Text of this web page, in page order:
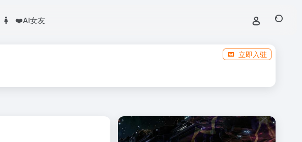
❤️AI女友
立即入驻